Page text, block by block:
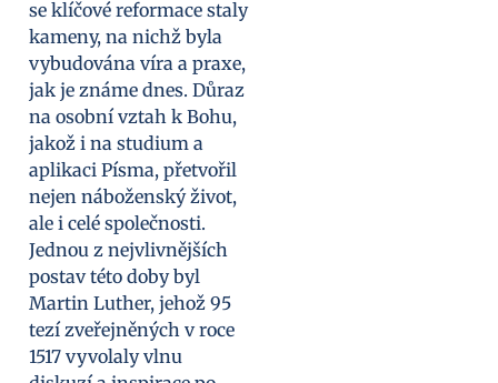
se klíčové reformace staly
kameny, na nichž byla
vybudována víra a praxe,
jak je známe dnes. Důraz
na osobní vztah k Bohu,
jakož i na studium a
aplikaci Písma, přetvořil
nejen náboženský život,
ale i celé společnosti.
Jednou z nejvlivnějších
postav této doby byl
Martin Luther, jehož 95
tezí zveřejněných v roce
1517 vyvolaly vlnu